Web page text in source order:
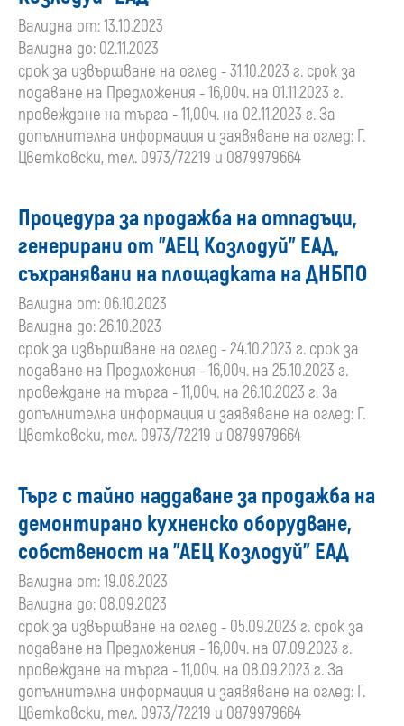
Валидна от: 13.10.2023
Валидна до: 02.11.2023
срок за извършване на оглед - 31.10.2023 г. срок за
подаване на Предложения - 16,00ч. на 01.11.2023 г.
провеждане на търга - 11,00ч. на 02.11.2023 г. За
допълнителна информация и заявяване на оглед: Г.
Цветковски, тел. 0973/72219 и 0879979664
Процедура за продажба на отпадъци,
генерирани от "АЕЦ Козлодуй" ЕАД,
съхранявани на площадката на ДНБПО
Валидна от: 06.10.2023
Валидна до: 26.10.2023
срок за извършване на оглед - 24.10.2023 г. срок за
подаване на Предложения - 16,00ч. на 25.10.2023 г.
провеждане на търга - 11,00ч. на 26.10.2023 г. За
допълнителна информация и заявяване на оглед: Г.
Цветковски, тел. 0973/72219 и 0879979664
Търг с тайно наддаване за продажба на
демонтирано кухненско оборудване,
собственост на "АЕЦ Козлодуй" ЕАД
Валидна от: 19.08.2023
Валидна до: 08.09.2023
срок за извършване на оглед - 05.09.2023 г. срок за
подаване на Предложения - 16,00ч. на 07.09.2023 г.
провеждане на търга - 11,00ч. на 08.09.2023 г. За
допълнителна информация и заявяване на оглед: Г.
Цветковски, тел. 0973/72219 и 0879979664